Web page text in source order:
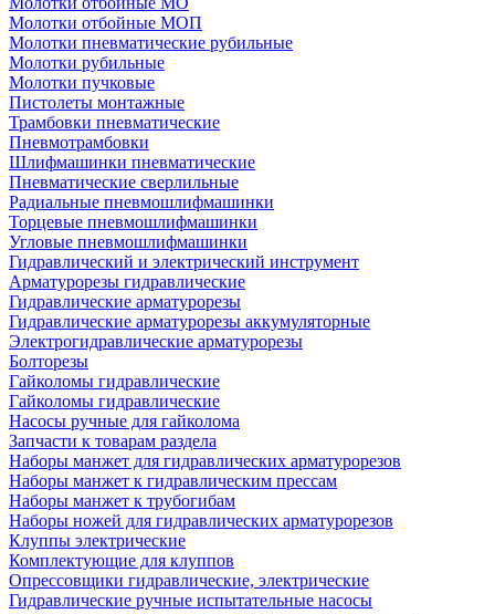
Молотки отбойные МОП
Молотки пневматические рубильные
Молотки рубильные
Молотки пучковые
Пистолеты монтажные
Трамбовки пневматические
Пневмотрамбовки
Шлифмашинки пневматические
Пневматические сверлильные
Радиальные пневмошлифмашинки
Торцевые пневмошлифмашинки
Угловые пневмошлифмашинки
Гидравлический и электрический инструмент
Арматурорезы гидравлические
Гидравлические арматурорезы
Гидравлические арматурорезы аккумуляторные
Электрогидравлические арматурорезы
Болторезы
Гайколомы гидравлические
Гайколомы гидравлические
Насосы ручные для гайколома
Запчасти к товарам раздела
Наборы манжет для гидравлических арматурорезов
Наборы манжет к гидравлическим прессам
Наборы манжет к трубогибам
Наборы ножей для гидравлических арматурорезов
Клуппы электрические
Комплектующие для клуппов
Опрессовщики гидравлические, электрические
Гидравлические ручные испытательные насосы